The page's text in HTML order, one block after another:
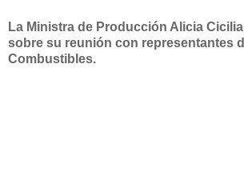
La Ministra de Producción Alicia
sobre su reunión con representantes
Combustibles.